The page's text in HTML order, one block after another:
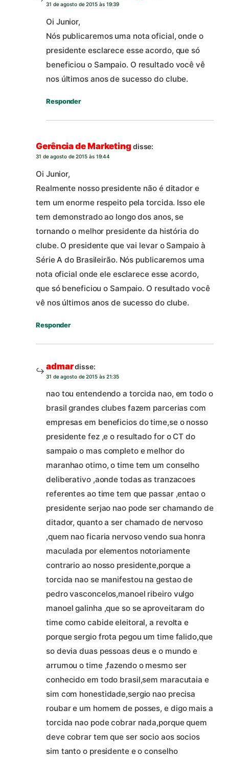
31 de agosto de 2015 às 19:39
Oi Junior,
Nós publicaremos uma nota oficial, onde o
presidente esclarece esse acordo, que só
beneficiou o Sampaio. O resultado você vê
nos últimos anos de sucesso do clube.
Responder
Gerência de Marketingdisse:
31 de agosto de 2015 às 19:44
Oi Junior,
Realmente nosso presidente não é ditador e
tem um enorme respeito pela torcida. Isso ele
tem demonstrado ao longo dos anos, se
tornando o melhor presidente da história do
clube. O presidente que vai levar o Sampaio à
Série A do Brasileirão. Nós publicaremos uma
nota oficial onde ele esclarece esse acordo,
que só beneficiou o Sampaio. O resultado você
vê nos últimos anos de sucesso do clube.
Responder
admardisse:
31 de agosto de 2015 às 21:35
nao tou entendendo a torcida nao, em todo o
brasil grandes clubes fazem parcerias com
empresas em beneficios do time,se o nosso
presidente fez ,e o resultado for o CT do
sampaio o mas completo e melhor do
maranhao otimo, o time tem um conselho
deliberativo ,aonde todas as tranzacoes
referentes ao time tem que passar ,entao o
presidente serjao nao pode ser chamando de
ditador, quanto a ser chamado de nervoso
,quem nao ficaria nervoso vendo sua honra
maculada por elementos notoriamente
contrario ao nosso presidente,porque a
torcida nao se manifestou na gestao de
pedro vasconcelos,manoel ribeiro vulgo
manoel galinha ,que so se aproveitaram do
time como cabide eleitoral, a revolta e
porque sergio frota pegou um time falido,que
so devia duas pessoas deus e o mundo e
arrumou o time ,fazendo o mesmo ser
conhecido em todo brasil,sem maracutaia e
sim com honestidade,sergio nao precisa
roubar e um homem de posses, e digo mais a
torcida nao pode cobrar nada,porque quem
deve cobrar tem que ser socio aos socios
sim tanto o presidente e o conselho